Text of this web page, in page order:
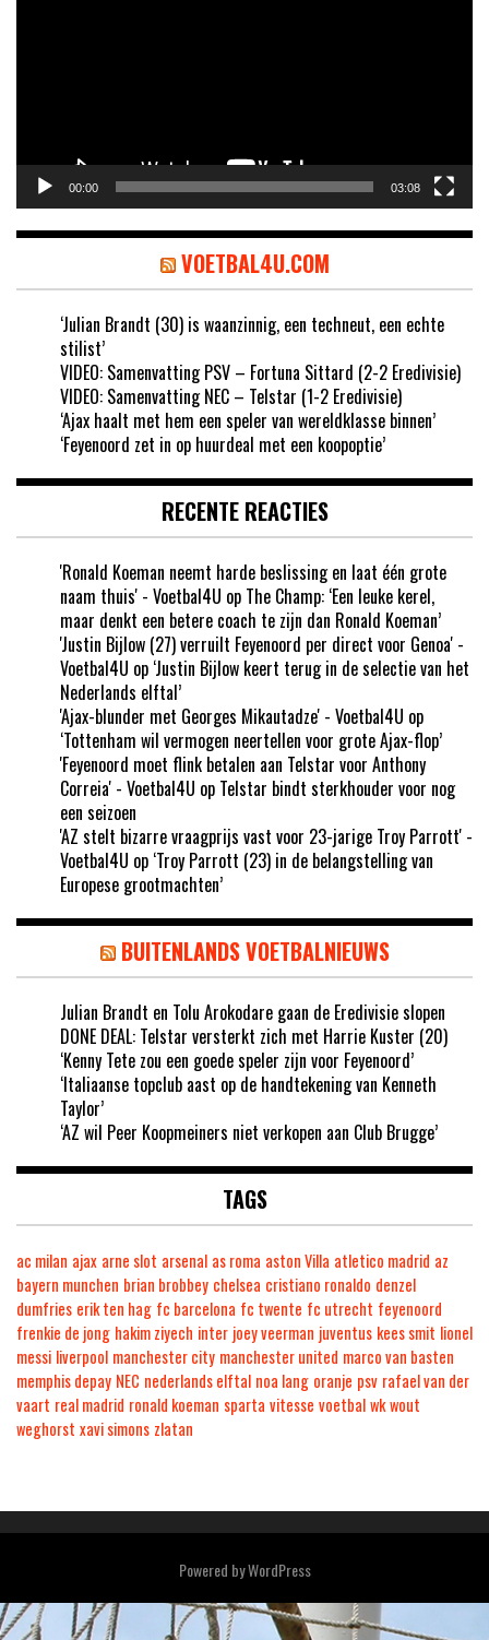
00:00 03:08
VOETBAL4U.COM
‘Julian Brandt (30) is waanzinnig, een techneut, een echte
stilist’
VIDEO: Samenvatting PSV – Fortuna Sittard (2-2 Eredivisie)
VIDEO: Samenvatting NEC – Telstar (1-2 Eredivisie)
‘Ajax haalt met hem een speler van wereldklasse binnen’
‘Feyenoord zet in op huurdeal met een koopoptie’
RECENTE REACTIES
'Ronald Koeman neemt harde beslissing en laat één grote
naam thuis' - Voetbal4U op The Champ: ‘Een leuke kerel,
maar denkt een betere coach te zijn dan Ronald Koeman’
'Justin Bijlow (27) verruilt Feyenoord per direct voor Genoa' -
Voetbal4U op ‘Justin Bijlow keert terug in de selectie van het
Nederlands elftal’
'Ajax-blunder met Georges Mikautadze' - Voetbal4U op
‘Tottenham wil vermogen neertellen voor grote Ajax-flop’
'Feyenoord moet flink betalen aan Telstar voor Anthony
Correia' - Voetbal4U op Telstar bindt sterkhouder voor nog
een seizoen
'AZ stelt bizarre vraagprijs vast voor 23-jarige Troy Parrott' -
Voetbal4U op ‘Troy Parrott (23) in de belangstelling van
Europese grootmachten’
BUITENLANDS VOETBALNIEUWS
Julian Brandt en Tolu Arokodare gaan de Eredivisie slopen
DONE DEAL: Telstar versterkt zich met Harrie Kuster (20)
‘Kenny Tete zou een goede speler zijn voor Feyenoord’
‘Italiaanse topclub aast op de handtekening van Kenneth
Taylor’
‘AZ wil Peer Koopmeiners niet verkopen aan Club Brugge’
TAGS
ac milan ajax arne slot arsenal as roma aston Villa atletico madrid az
bayern munchen brian brobbey chelsea cristiano ronaldo denzel
dumfries erik ten hag fc barcelona fc twente fc utrecht feyenoord
frenkie de jong hakim ziyech inter joey veerman juventus kees smit lionel
messi liverpool manchester city manchester united marco van basten
memphis depay NEC nederlands elftal noa lang oranje psv rafael van der
vaart real madrid ronald koeman sparta vitesse voetbalwkwout
weghorst xavi simons zlatan
Powered byWordPress